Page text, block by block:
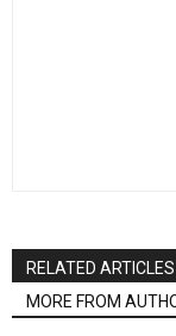
RELATED ARTICLES
MORE FROM